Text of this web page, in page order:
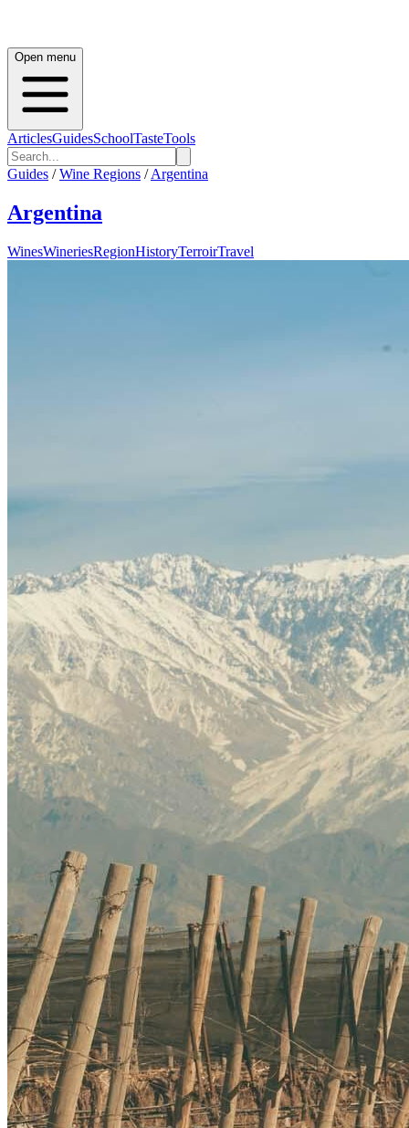
Open menu
ArticlesGuidesSchoolTasteTools
Guides / Wine Regions / Argentina
Argentina
WinesWineriesRegionHistoryTerroirTravel